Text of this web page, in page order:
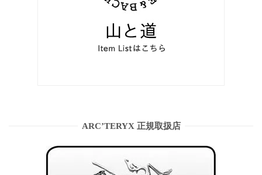
ARC’TERYX 正規取扱店